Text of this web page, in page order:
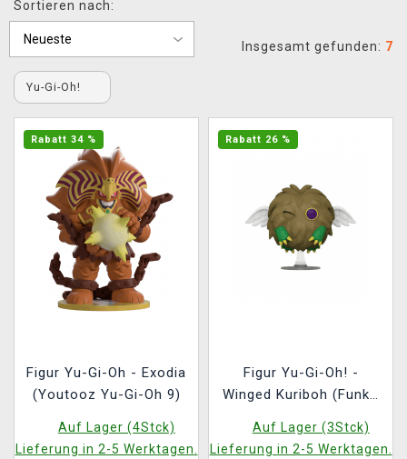
XZONE CLUB
Sortieren nach:
Insgesamt gefunden: 7
Yu-Gi-Oh!
Rabatt 34 %
Figur Yu-Gi-Oh - Exodia
(Youtooz Yu-Gi-Oh 9)
Auf Lager (4Stck)
Lieferung in 2-5 Werktagen.
Rabatt 26 %
Figur Yu-Gi-Oh! -
Winged Kuriboh (Funko
Auf Lager (3Stck)
Lieferung in 2-5 Werktagen.